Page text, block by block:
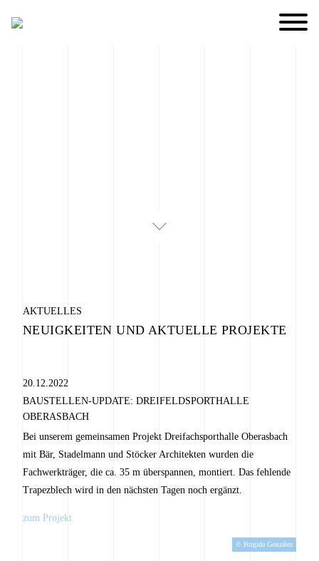
AKTUELLES
NEUIGKEITEN UND AKTUELLE PROJEKTE
20.12.2022
BAUSTELLEN-UPDATE: DREIFELDSPORTHALLE
OBERASBACH
Bei unserem gemeinsamen Projekt Dreifachsporthalle Oberasbach
mit Bär, Stadelmann und Stöcker Architekten wurden die
Fachwerkträger, die ca. 35 m überspannen, montiert. Das fehlende
Trapezblech wird in den nächsten Tagen noch ergänzt.
zum Projekt
© Brigida González